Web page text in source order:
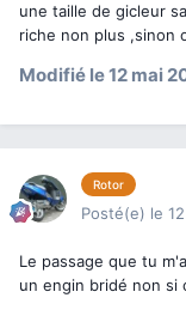
une taille de gicleur
riche non plus ,sinon
Modifié le 12 mai
Rotor
Posté(e) le
Le passage que tu
un engin bridé non si